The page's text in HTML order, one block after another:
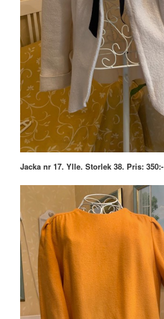
Jacka nr 17. Ylle. Storlek 38. Pris: 350:-